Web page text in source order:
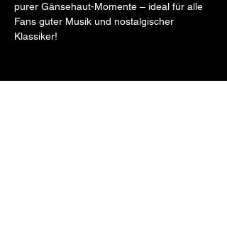
purer Gänsehaut-Momente – ideal für alle
Fans guter Musik und nostalgischer
Klassiker!